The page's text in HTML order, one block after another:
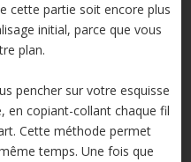
cette partie soit encore plus
initial, parce que vous
plan.
pencher sur votre esquisse
en copiant-collant chaque fil
Cette méthode permet
temps. Une fois que